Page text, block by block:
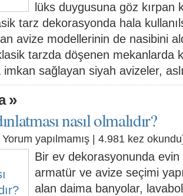
lüks duygusuna göz kırpan
tarz dekorasyonda hala
avize modellerinin de nasibini
tarzda döşenen mekanlarda
imkan sağlayan siyah avizeler,
»
nasıl olmalıdır?
Yorum yapılmamış | 4.981 kez
Bir ev dekorasyonunda evin
armatür ve avize seçimi
alan daima banyolar,